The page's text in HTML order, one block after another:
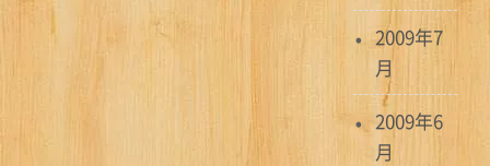
2009年7
月
2009年6
月